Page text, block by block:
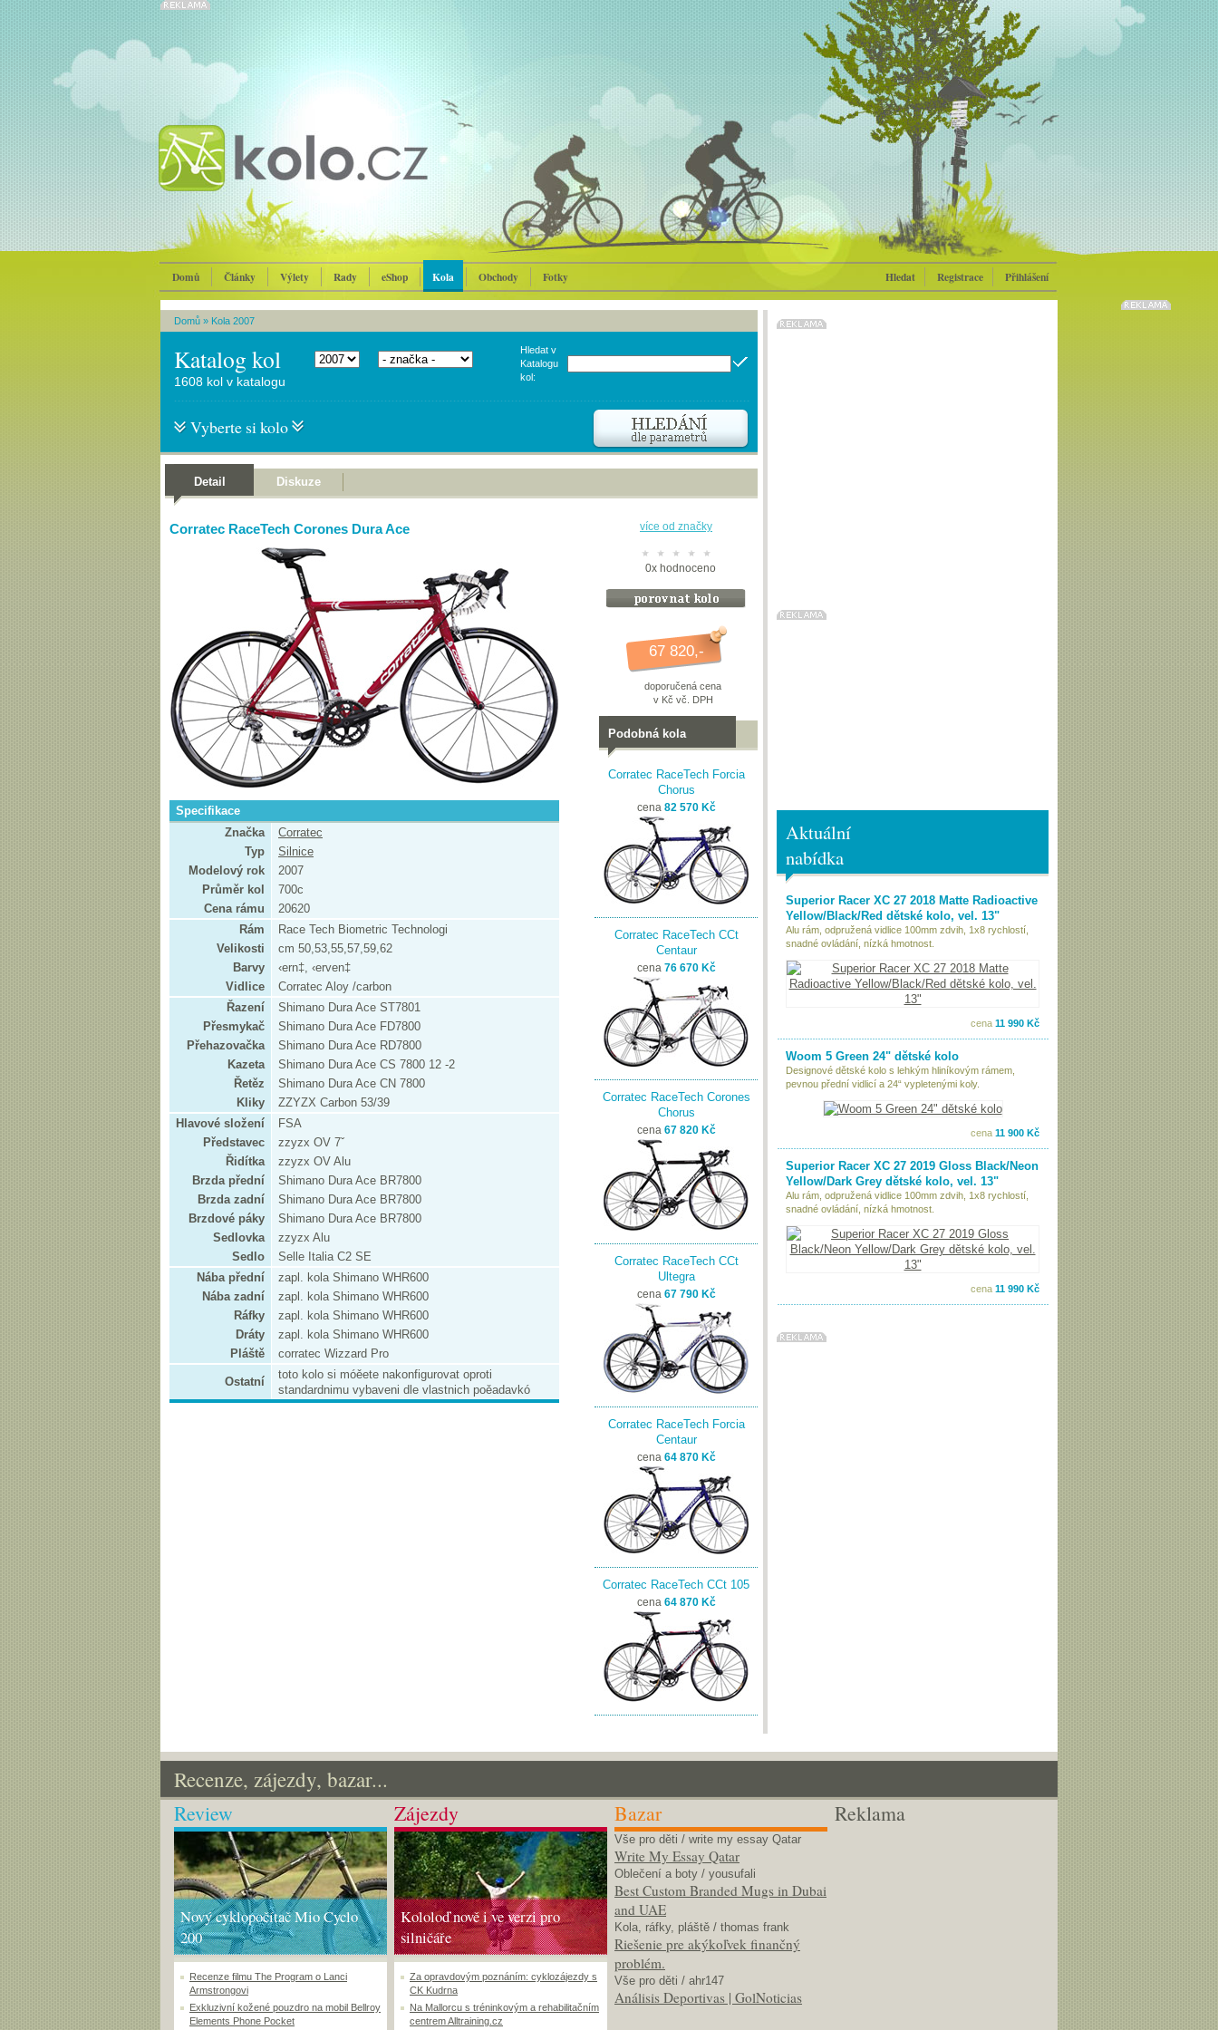
Domů Články Výlety Rady eShop Kola Obchody Fotky Hledat Registrace Přihlášení
Domů » Kola 2007
Katalog kol
Hledat v
Katalogu
kol:
1608 kol v katalogu
Vyberte si kolo
Detail Diskuze
Corratec RaceTech Corones Dura Ace
Specifikace
Značka
Corratec
Typ
Silnice
Modelový rok
2007
Průměr kol
700c
Cena rámu
20620
Rám
Race Tech Biometric Technologi
Velikosti
cm 50,53,55,57,59,62
Barvy
‹ern‡, ‹erven‡
Vidlice
Corratec Aloy /carbon
Řazení
Shimano Dura Ace ST7801
Přesmykač
Shimano Dura Ace FD7800
Přehazovačka
Shimano Dura Ace RD7800
Kazeta
Shimano Dura Ace CS 7800 12 -2
Řetěz
Shimano Dura Ace CN 7800
Kliky
ZZYZX Carbon 53/39
Hlavové složení
FSA
Představec
zzyzx OV 7ˇ
Řidítka
zzyzx OV Alu
Brzda přední
Shimano Dura Ace BR7800
Brzda zadní
Shimano Dura Ace BR7800
Brzdové páky
Shimano Dura Ace BR7800
Sedlovka
zzyzx Alu
Sedlo
Selle Italia C2 SE
Nába přední
zapl. kola Shimano WHR600
Nába zadní
zapl. kola Shimano WHR600
Ráfky
zapl. kola Shimano WHR600
Dráty
zapl. kola Shimano WHR600
Pláště
corratec Wizzard Pro
Ostatní
toto kolo si móěete nakonfigurovat oproti
standardnimu vybaveni dle vlastnich poěadavkó
více od značky
0xhodnoceno
67 820,-
doporučená cena
v Kč vč. DPH
Podobná kola
Corratec RaceTech Forcia
Chorus
cena 82 570 Kč
Corratec RaceTech CCt
Centaur
cena 76 670 Kč
Corratec RaceTech Corones
Chorus
cena 67 820 Kč
Corratec RaceTech CCt
Ultegra
cena 67 790 Kč
Corratec RaceTech Forcia
Centaur
cena 64 870 Kč
Corratec RaceTech CCt 105
cena 64 870 Kč
Aktuální
nabídka
Superior Racer XC 27 2018 Matte Radioactive
Yellow/Black/Red dětské kolo, vel. 13"
Alu rám, odpružená vidlice 100mm zdvih, 1x8 rychlostí,
snadné ovládání, nízká hmotnost.
cena 11 990 Kč
Woom 5 Green 24" dětské kolo
Designové dětské kolo s lehkým hliníkovým rámem,
pevnou přední vidlicí a 24“ vypletenými koly.
cena 11 900 Kč
Superior Racer XC 27 2019 Gloss Black/Neon
Yellow/Dark Grey dětské kolo, vel. 13"
Alu rám, odpružená vidlice 100mm zdvih, 1x8 rychlostí,
snadné ovládání, nízká hmotnost.
cena 11 990 Kč
Recenze, zájezdy, bazar...
Review
Nový cyklopočítač Mio Cyclo
200
Recenze filmu The Program o Lanci
Armstrongovi
Exkluzivní kožené pouzdro na mobil Bellroy
Elements Phone Pocket
Zájezdy
Kololoď nově i ve verzi pro
silničáře
Za opravdovým poznáním: cyklozájezdy s
CK Kudrna
Na Mallorcu s tréninkovým a rehabilitačním
centrem Alltraining.cz
Bazar
Vše pro děti / write my essay Qatar
Write My Essay Qatar
Oblečení a boty / yousufali
Best Custom Branded Mugs in Dubai
and UAE
Kola, ráfky, pláště / thomas frank
Riešenie pre akýkoľvek finančný
problém.
Vše pro děti / ahr147
Análisis Deportivas | GolNoticias
Reklama